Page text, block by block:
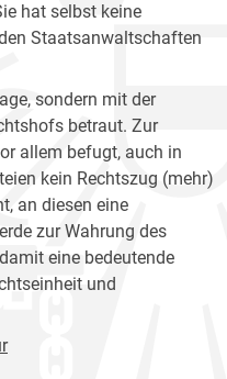
hat selbst keine
Staatsanwaltschaften
sondern mit der
betraut. Zur
allem befugt, auch in
kein Rechtszug (mehr)
an diesen eine
zur Wahrung des
eine bedeutende
und